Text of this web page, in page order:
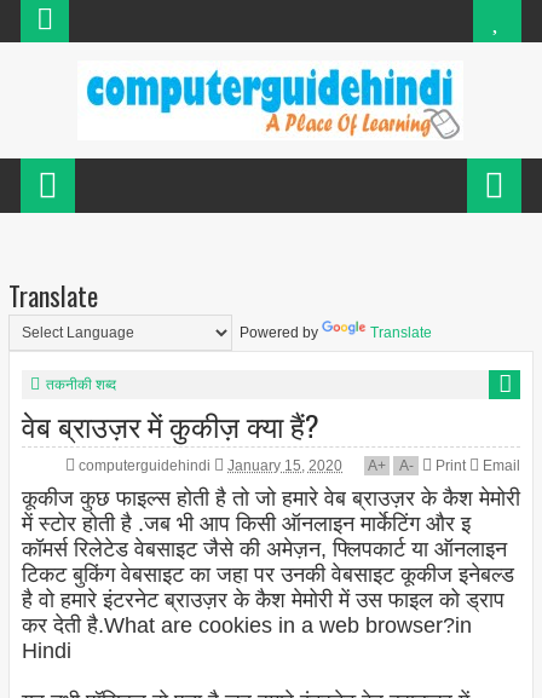
Translate
Powered by Translate
तकनीकी शब्द
वेब ब्राउज़र में कुकीज़ क्या हैं?
computerguidehindi January 15, 2020 A+ A- Print Email
कूकीज कुछ फाइल्स होती है तो जो हमारे वेब ब्राउज़र के कैश मेमोरी
में स्टोर होती है .जब भी आप किसी ऑनलाइन मार्केटिंग और इ
कॉमर्स रिलेटेड वेबसाइट जैसे की अमेज़न, फ्लिपकार्ट या ऑनलाइन
टिकट बुकिंग वेबसाइट का जहा पर उनकी वेबसाइट कूकीज इनेबल्ड
है वो हमारे इंटरनेट ब्राउज़र के कैश मेमोरी में उस फाइल को ड्राप
कर देती है.What are cookies in a web browser?in
Hindi